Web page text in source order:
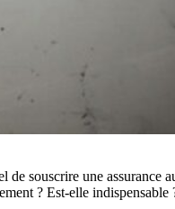
souscrire une assurance
? Est-elle